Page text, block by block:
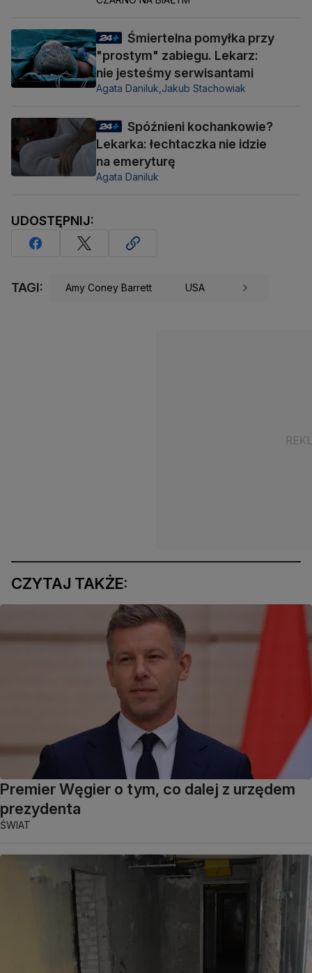
Śmiertelna pomyłka przy
"prostym" zabiegu. Lekarz:
nie jesteśmy serwisantami
Agata Daniluk, Jakub Stachowiak
Spóźnieni kochankowie?
Lekarka: łechtaczka nie idzie
na emeryturę
Agata Daniluk
UDOSTĘPNIJ:
TAGI: Amy Coney Barrett USA
CZYTAJ TAKŻE:
Premier Węgier o tym, co dalej z urzędem
prezydenta
ŚWIAT